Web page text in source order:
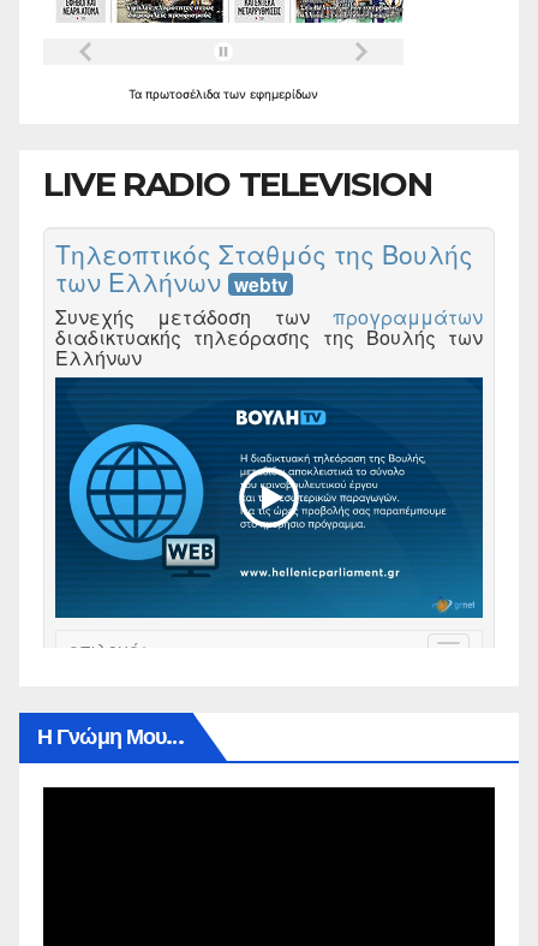
Τα πρωτοσέλιδα των εφημερίδων
LIVE RADIO TELEVISION
Η Γνώμη Μου…